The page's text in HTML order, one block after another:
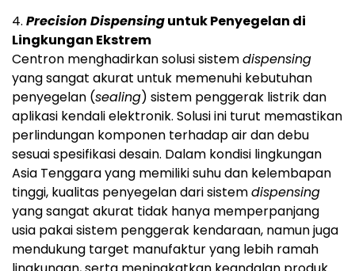
4. Precision Dispensinguntuk Penyegelan di
Lingkungan Ekstrem
Centron menghadirkan solusi sistemdispensing
yang sangat akurat untuk memenuhi kebutuhan
penyegelan (sealing) sistem penggerak listrik dan
aplikasi kendali elektronik. Solusi ini turut memastikan
perlindungan komponen terhadap air dan debu
sesuai spesifikasi desain. Dalam kondisi lingkungan
Asia Tenggara yang memiliki suhu dan kelembapan
tinggi, kualitas penyegelan dari sistemdispensing
yang sangat akurat tidak hanya memperpanjang
usia pakai sistem penggerak kendaraan, namun juga
mendukung target manufaktur yang lebih ramah